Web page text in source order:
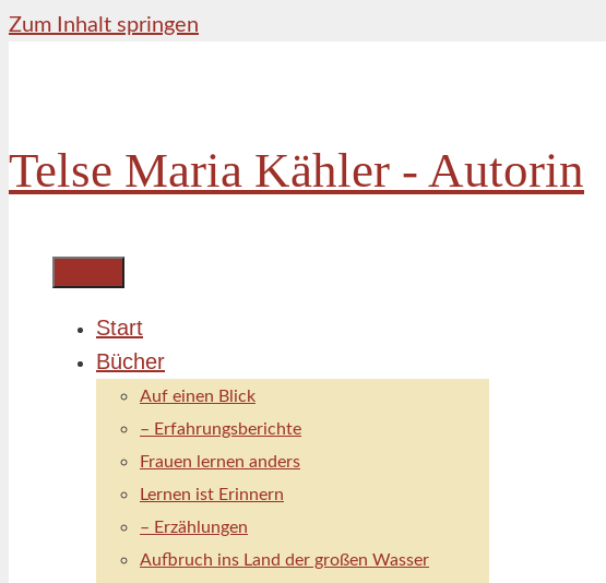
Zum Inhalt springen
Telse Maria Kähler - Autorin
Start
Bücher
Auf einen Blick
– Erfahrungsberichte
Frauen lernen anders
Lernen ist Erinnern
– Erzählungen
Aufbruch ins Land der großen Wasser